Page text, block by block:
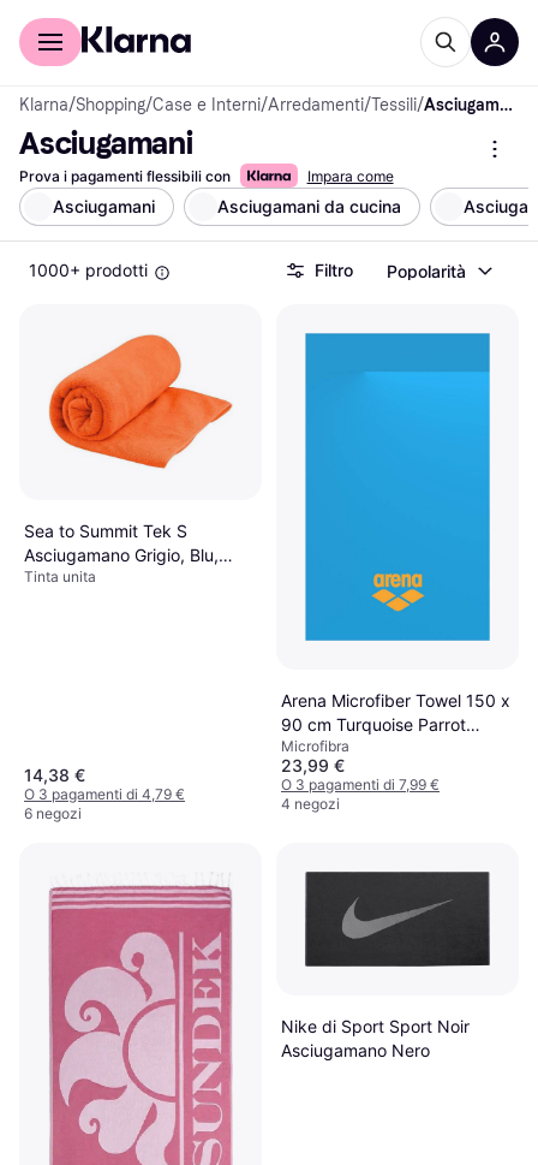
Per il tuo shopping
Klarna/Shopping/Case e Interni/Arredamenti/Tessili/ Asciugamani
Asciugamani
Prova i pagamenti flessibili con Impara come
Asciugamani Asciugamani da cucina
1000+ prodotti Filtro Popolarità
Sea to Summit Tek S
Asciugamano Grigio, Blu,
Arancione (81.3x40.6cm)
Tinta unita
14,38 €
O 3 pagamenti di 4,79 €
6 negozi
Arena Microfiber Towel 150 x
90 cm Turquoise Parrot
Asciugamano Turchese, Blu
Microfibra
23,99 €
O 3 pagamenti di 7,99 €
4 negozi
Nike di Sport Sport Noir
Asciugamano Nero